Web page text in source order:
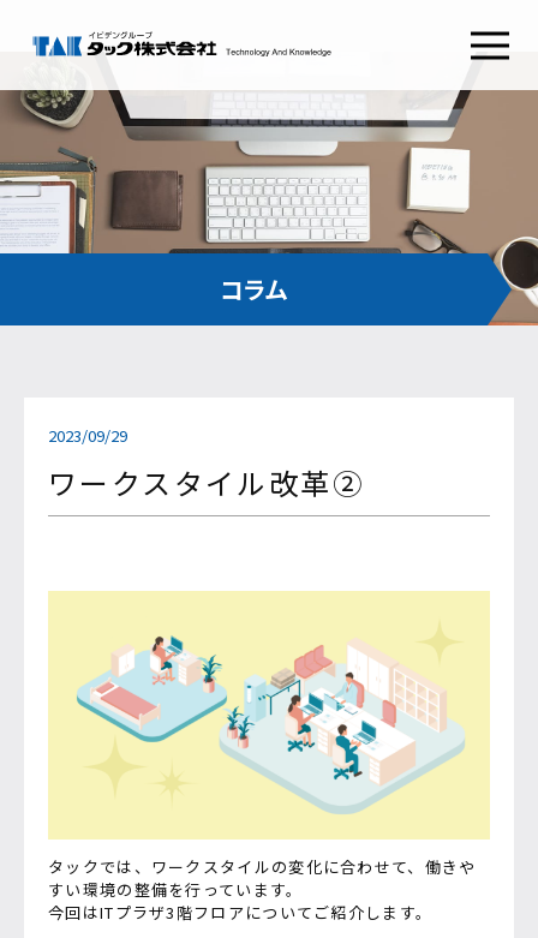
タックSecurePlatform
タック
ABOUT TAK
わたしたちの想い
経営理念
健康経営
会社概要
組織図
沿革
グループ会社
コラム
新卒採用
キャリア採用
コンタクト CONTACT
コラム
2023/09/29
ワークスタイル改革②
タックでは、ワークスタイルの変化に合わせて、働きや
すい環境の整備を行っています。
今回はITプラザ3階フロアについてご紹介します。